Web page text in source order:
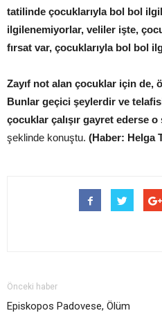
tatilinde çocuklarıyla bol bol
ilgilenemiyorlar, veliler işte,
fırsat var, çocuklarıyla bol bol
Zayıf not alan çocuklar için de,
Bunlar geçici şeylerdir ve
çocuklar çalışır gayret ederse
şeklinde konuştu. (Haber: Helga
Önceki haber
Episkopos Padovese, Ölüm